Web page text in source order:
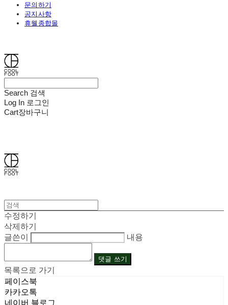
문의하기
공지사항
휴웰종합몰
Search 검색
Log In 로그인
Cart장바구니
수정하기
삭제하기
글쓴이
내용
댓글 쓰기
목록으로 가기
페이스북
카카오톡
네이버 블로그